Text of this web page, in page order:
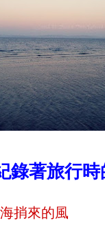
錄著旅行
捎來的風